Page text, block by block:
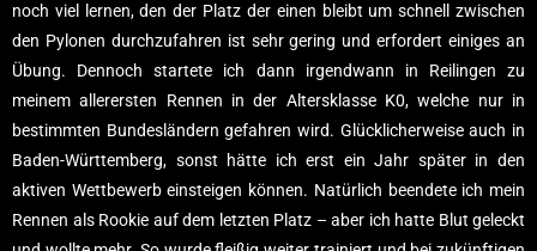
noch viel lernen, den der Platz der einen bleibt um schnell zwischen
den Pylonen durchzufahren ist sehr gering und erfordert einiges an
Übung. Dennoch startete ich dann irgendwann in Reilingen zu
meinem allerersten Rennen in der Altersklasse K0, welche nur in
bestimmten Bundesländern gefahren wird. Glücklicherweise auch in
Baden-Württemberg, sonst hätte ich erst ein Jahr später in den
aktiven Wettbewerb einsteigen können. Natürlich beendete ich mein
Rennen als Rookie auf dem letzten Platz – aber ich hatte Blut geleckt